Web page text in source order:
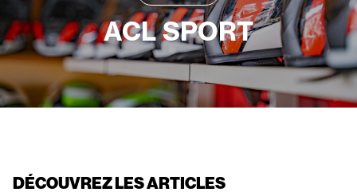
ACL SPORT
DÉCOUVREZ LES ARTICLES